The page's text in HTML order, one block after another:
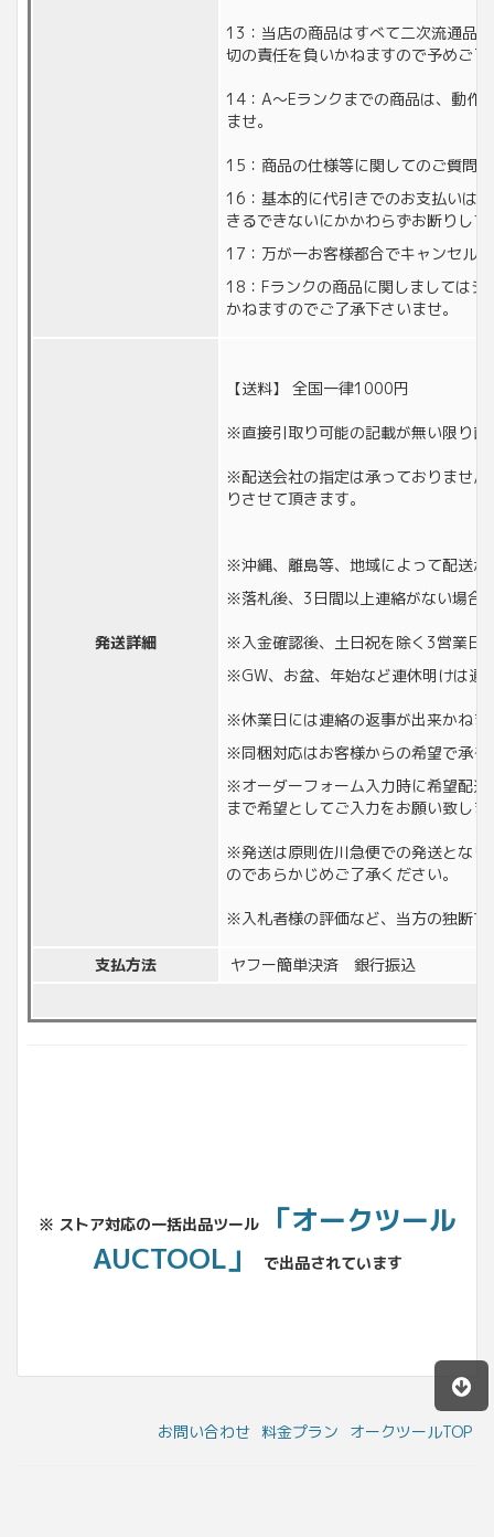
13：当店の商品はすべて二次流通品
切の責任を負いかねますので予めご了
14：A〜Eランクまでの商品は、動作
ませ。
15：商品の仕様等に関してのご質問
16：基本的に代引きでのお支払いは
きるできないにかかわらずお断りし
17：万が一お客様都合でキャンセル
18：Fランクの商品に関しましては
かねますのでご了承下さいませ。
発送詳細
【送料】 全国一律1000円
※直接引取り可能の記載が無い限り
※配送会社の指定は承っておりませ
りさせて頂きます。
※沖縄、離島等、地域によって配送
※落札後、3日間以上連絡がない場合
※入金確認後、土日祝を除く3営業日
※GW、お盆、年始など連休明けは通
※休業日には連絡の返事が出来かね
※同梱対応はお客様からの希望で承
※オーダーフォーム入力時に希望配
まで希望としてご入力をお願い致しま
※発送は原則佐川急便での発送とな
のであらかじめご了承ください。
※入札者様の評価など、当方の独断
支払方法 ヤフー簡単決済 銀行振込
※ ストア対応の一括出品ツール
「オークツール
AUCTOOL」
で出品されています
お問い合わせ 料金プラン オークツールTOP